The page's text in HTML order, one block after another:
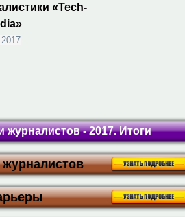
«Tech-
- 2017. Итоги
журналистов